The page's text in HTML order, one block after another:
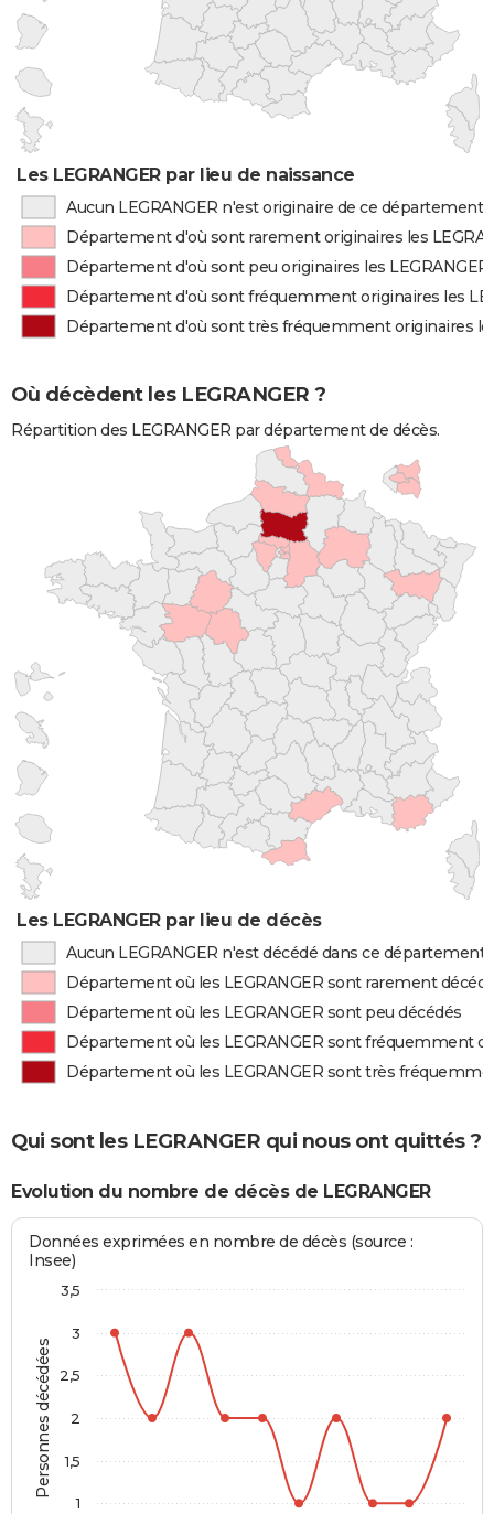
Les LEGRANGER par lieu de naissance
Aucun LEGRANGER n'est originaire de ce département
Département d'où sont rarement originaires les
Département d'où sont peu originaires les LEGRANGER
Département d'où sont fréquemment originaires les
Département d'où sont très fréquemment originaires
Où décèdent les LEGRANGER ?
Répartition des LEGRANGER par département de décès.
Les LEGRANGER par lieu de décès
Aucun LEGRANGER n'est décédé dans ce département
Département où les LEGRANGER sont rarement
Département où les LEGRANGER sont peu décédés
Département où les LEGRANGER sont fréquemment
Département où les LEGRANGER sont très
Qui sont les LEGRANGER qui nous ont quittés ?
Evolution du nombre de décès de LEGRANGER
Personnes décédées
Données exprimées en nombre de décès (source :
Insee)
1
1,5
2
2,5
3
3,5